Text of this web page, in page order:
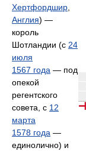
Хертфордшир
Англия) —
король
Шотландии (с 24
июля
1567 года — под
опекой
регентского
совета, с 12
марта
1578 года —
единолично) и